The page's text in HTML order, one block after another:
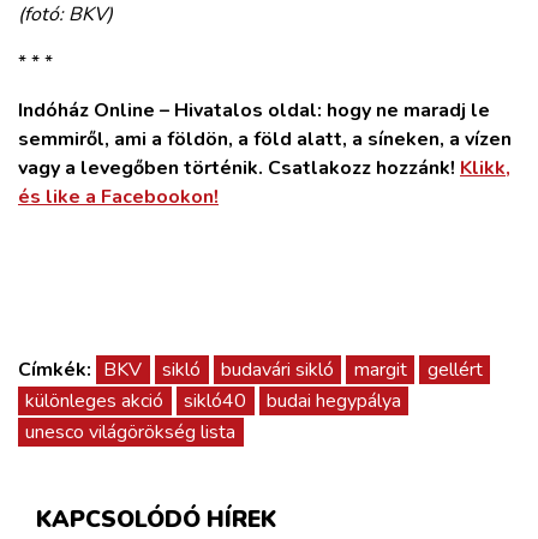
(fotó: BKV)
* * *
Indóház Online – Hivatalos oldal: hogy ne maradj le
semmiről, ami a földön, a föld alatt, a síneken, a vízen
vagy a levegőben történik. Csatlakozz hozzánk! Klikk,
és like a Facebookon!
Címkék: BKV sikló budavári sikló margit
gellért
különleges akció
sikló40
budai hegypálya
unesco világörökség lista
KAPCSOLÓDÓ HÍREK